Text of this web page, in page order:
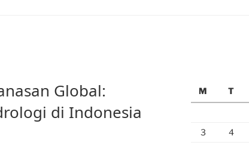
Global:
di Indonesia
M
T
3
4